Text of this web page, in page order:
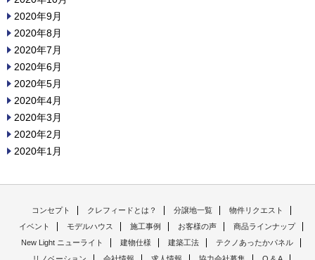
2020年9月
2020年8月
2020年7月
2020年6月
2020年5月
2020年4月
2020年3月
2020年2月
2020年1月
コンセプト クレフィードとは？ 分譲地一覧
物件リクエスト
イベント
モデルハウス 施工事例 お客様の声
商品ラインナップ
New Light ニューライト
建物仕様 建築工法
テクノあったかパネル